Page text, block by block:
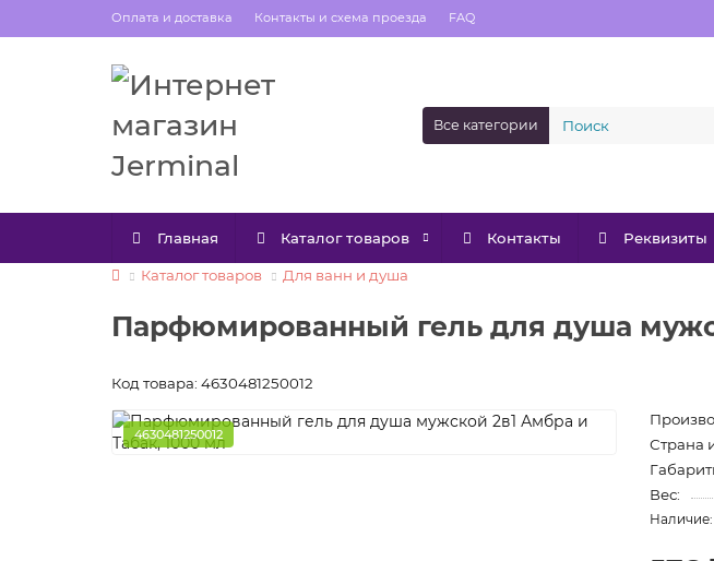
Оплата и доставка Контакты и схема проезда FAQ
Все категории
Главная Каталог товаров Контакты Реквизиты
Каталог товаров Для ванн и душа
Парфюмированный гель для душа
Код товара: 4630481250012
4630481250012
Страна
Вес: